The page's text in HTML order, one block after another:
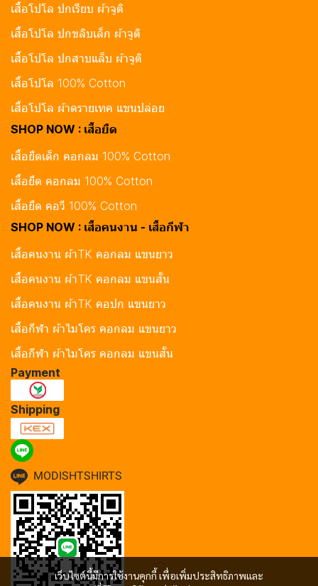
เว็บไซต์นี้มีการใช้งานคุกกี้ เพื่อเพิ่มประสิทธิภาพและ
เสื้อโปโล ปกเรียบ ผ้าจูติ
เสื้อโปโล ปกขลิบเล็ก ผ้าจูติ
เสื้อโปโล ปกสาบแล็บ ผ้าจูติ
เสื้อโปโล 100% Cotton
เสื้อโปโล ผ้าดรายเทค แขนปล่อย
SHOP NOW : เสื้อยืด
เสื้อยืดเด็ก คอกลม 100% Cotton
เสื้อยืด คอกลม 100% Cotton
เสื้อยืด คอวี 100% Cotton
SHOP NOW : เสื้อคนงาน - เสื้อกีฬา
เสื้อคนงาน ผ้าTK คอกลม แขนยาว
เสื้อคนงาน ผ้าTK คอกลม แขนสั้น
เสื้อคนงาน ผ้าTK คอปก แขนยาว
เสื้อกีฬา ผ้าไมโคร คอกลม แขนยาว
เสื้อกีฬา ผ้าไมโคร คอกลม แขนสั้น
Payment
Shipping
MODISHTSHIRTS